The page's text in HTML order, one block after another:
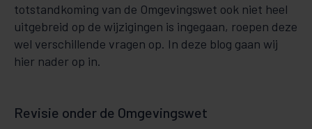
totstandkoming van de Omgevingswet ook niet heel
uitgebreid op de wijzigingen is ingegaan, roepen deze
wel verschillende vragen op. In deze blog gaan wij
hier nader op in.
Revisie onder de Omgevingswet